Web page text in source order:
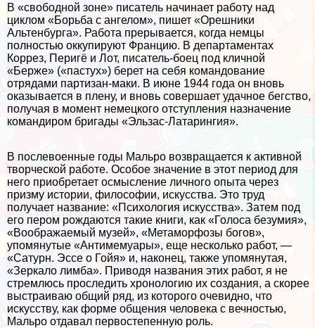
В «свободной зоне» писатель начинает работу над
циклом «Борьба с ангелом», пишет «Орешники
Альтенбурга». Работа прерывается, когда немцы
полностью оккупируют Францию. В департаментах
Коррез, Перигё и Лот, писатель-боец под кличной
«Берже» («пастух») берет на себя комaндование
отрядами партизан-маки. В июне 1944 года он вновь
оказывается в плену, и вновь совершает удачное бегство,
получая в момент немецкого отступления назначение
комaндиром бригады «Эльзас-Латарингия».
В послевоенные годы Мальро возвращается к активной
творческой работе. Особое значение в этот период для
него приобретает осмысление личного опыта через
призму истории, философии, искусства. Это труд
получает название: «Психология искусства». Затем под
его пером рождаются такие книги, как «Голоса безумия»,
«Воображаемый музей», «Метаморфозы богов»,
упомянутые «Антимемуары», еще несколько работ, —
«Сатурн. Эссе о Гойя» и, наконец, также упомянутая,
«Зеркало лимба». Приводя названия этих работ, я не
стремлюсь проследить хронологию их создания, а скорее
выстраиваю общий ряд, из которого очевидно, что
искусству, как форме общения человека с вечностью,
Мальро отдавал первостепенную роль.